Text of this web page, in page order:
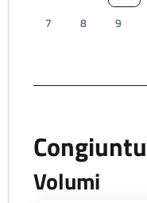
7
8 9
Volumi